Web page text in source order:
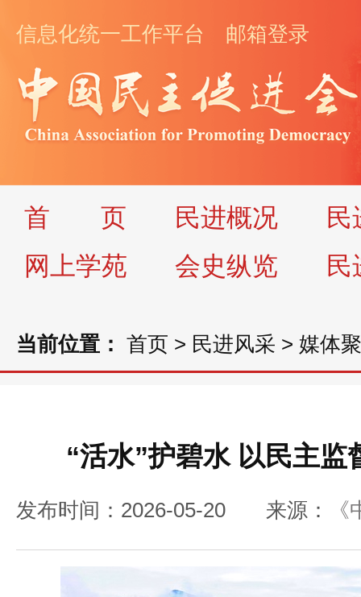
信息化统一工作平台 邮箱登录
首 页 民进概况
民
网上学苑
会史纵览 民
当前位置： 首页 > 民进风采 > 媒体
“活水”护碧水 以民主监
发布时间：2026-05-20 来源：